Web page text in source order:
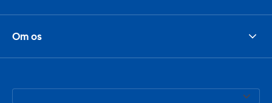
Om os